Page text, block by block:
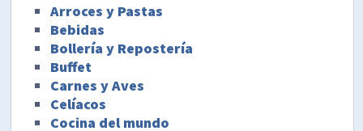
Arroces y Pastas
Bebidas
Bollería y Repostería
Buffet
Carnes y Aves
Celíacos
Cocina del mundo